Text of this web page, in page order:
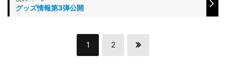
グッズ情報第3弾公開
1 2